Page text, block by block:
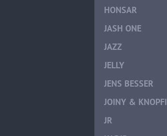
HONSAR
JASH ONE
JAZZ
JELLY
JENS BESSER
JOINY & KNOPFI
JR